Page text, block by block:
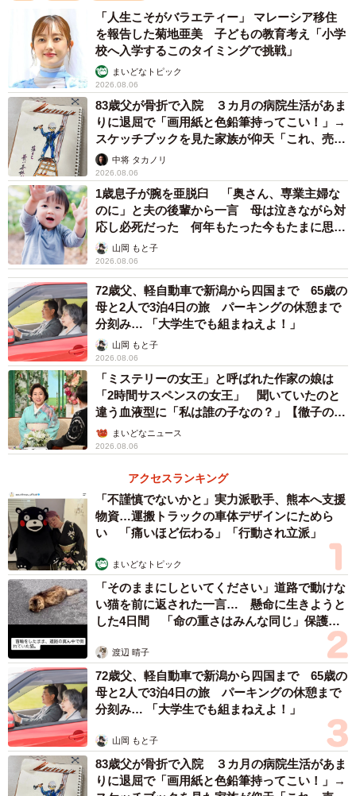
原因は上履きを幼稚園に忘れてしまったこと （るしこさん提供）
この投稿に「るしこさんの受け止め方素敵。子供が泣くと
なんで泣いてるのってパニックになるから見習いたい」
「うちの子もパニックっぽくなってることが見受けられる
のでタメになります！」といった声が寄せられました。ま
た、泣いていたのに最後にはゲームの話になったことにつ
いて「うちの子も突然話がすり替わることがあります」
「この世の終わりなぐらい泣いてるのに、落ち着いたら話
聞いてないこと多くて、モヤモヤする」などのコメントも
ありました。そこで当時の息子とのやり取りについて、作
者のるしこさんに話を伺いました。
号泣する息子に冷静にどうしてほしいか聞くるしこさん （るしこさん
提供）
－今回の投稿と似たようなエピソードがあればぜひ聞かせ
てください。
寝坊した日には「もう世界の終わりだ…」みたいに落ち込
むことがあります。でも10分あれば準備できる！と応援し
ながら着替えてもらいます。私自身、朝が苦手なので気持
ちはすごくわかるんですよね。時間を見た瞬間に「もう全
部どうでもいいか…」って思っちゃうことがあるので
（笑）。
「人生こそがバラエティー」 マレーシア移住
を報告した菊地亜美 子どもの教育考え「小学
校へ入学するこのタイミングで挑戦」
まいどなトピック
2026.08.06
83歳父が骨折で入院 ３カ月の病院生活があま
りに退屈で「画用紙と色鉛筆持ってこい！」→
スケッチブックを見た家族が仰天「これ、売れ
ますよ…」
中将 タカノリ
2026.08.06
1歳息子が腕を亜脱臼 「奥さん、専業主婦な
のに」と夫の後輩から一言 母は泣きながら対
応し必死だった 何年もたった今もたまに思い
出し…山岡 もと子
2026.08.06
72歳父、軽自動車で新潟から四国まで 65歳の
母と2人で3泊4日の旅 パーキングの休憩まで
分刻み… 「大学生でも組まねえよ！」
山岡 もと子
2026.08.06
「ミステリーの女王」と呼ばれた作家の娘は
「2時間サスペンスの女王」 聞いていたのと
違う血液型に「私は誰の子なの？」【徹子の部
屋】まいどなニュース
2026.08.06
アクセスランキング
「不謹慎でないかと」実力派歌手、熊本へ支援
物資…運搬トラックの車体デザインにためら
い 「痛いほど伝わる」「行動され立派」
まいどなトピック
「そのままにしといてください」道路で動けな
い猫を前に返された一言… 懸命に生きようと
した4日間 「命の重さはみんな同じ」保護団
渡辺 晴子
72歳父、軽自動車で新潟から四国まで 65歳の
母と2人で3泊4日の旅 パーキングの休憩まで
分刻み… 「大学生でも組まねえよ！」
山岡 もと子
83歳父が骨折で入院 ３カ月の病院生活があま
りに退屈で「画用紙と色鉛筆持ってこい！」→